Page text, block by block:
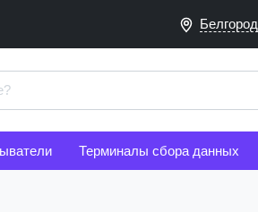
Белгород
Терминалы сбора данных